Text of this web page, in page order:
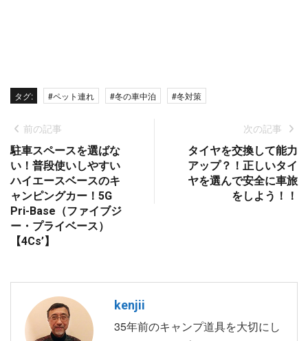
タグ: #ペット連れ #冬の車中泊 #冬対策
前の記事
駐車スペースを選ばな
い！普段使いしやすい
ハイエースベースのキ
ャンピングカー！5G
Pri-Base（ファイブジ
ー・プライベース）
【4Cs’】
次の記事
タイヤを交換して能力
アップ？！正しいタイ
ヤを選んで安全に車旅
をしよう！！
kenjii
35年前のキャンプ道具を大切にし